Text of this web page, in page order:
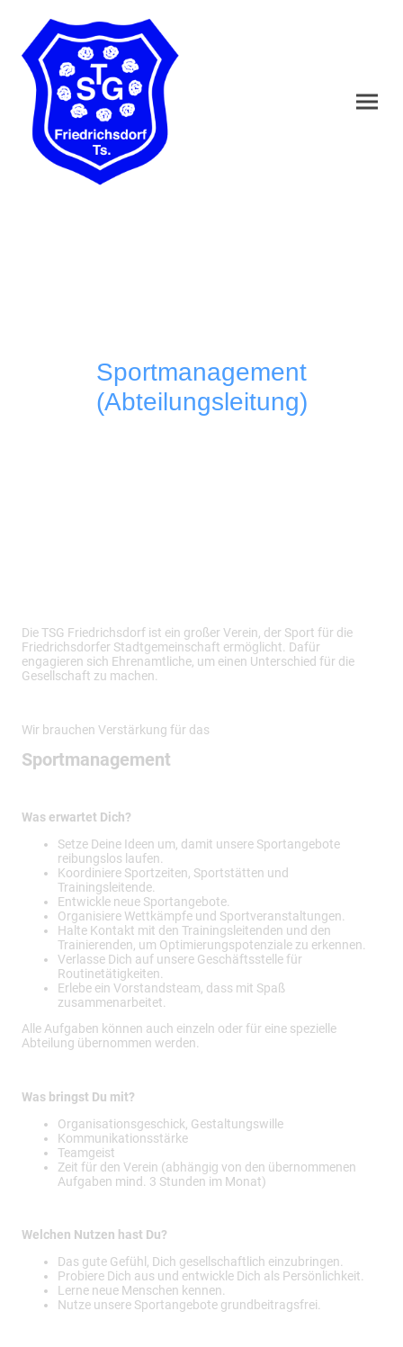
Sportmanagement
(Abteilungsleitung)
Die TSG Friedrichsdorf ist ein großer Verein, der Sport für die
Friedrichsdorfer Stadtgemeinschaft ermöglicht. Dafür
engagieren sich Ehrenamtliche, um einen Unterschied für die
Gesellschaft zu machen.
Wir brauchen Verstärkung für das
Sportmanagement
Was erwartet Dich?
Setze Deine Ideen um, damit unsere Sportangebote
reibungslos laufen.
Koordiniere Sportzeiten, Sportstätten und
Trainingsleitende.
Entwickle neue Sportangebote.
Organisiere Wettkämpfe und Sportveranstaltungen.
Halte Kontakt mit den Trainingsleitenden und den
Trainierenden, um Optimierungspotenziale zu erkennen.
Verlasse Dich auf unsere Geschäftsstelle für
Routinetätigkeiten.
Erlebe ein Vorstandsteam, dass mit Spaß
zusammenarbeitet.
Alle Aufgaben können auch einzeln oder für eine spezielle
Abteilung übernommen werden.
Was bringst Du mit?
Organisationsgeschick, Gestaltungswille
Kommunikationsstärke
Teamgeist
Zeit für den Verein (abhängig von den übernommenen
Aufgaben mind. 3 Stunden im Monat)
Welchen Nutzen hast Du?
Das gute Gefühl, Dich gesellschaftlich einzubringen.
Probiere Dich aus und entwickle Dich als Persönlichkeit.
Lerne neue Menschen kennen.
Nutze unsere Sportangebote grundbeitragsfrei.